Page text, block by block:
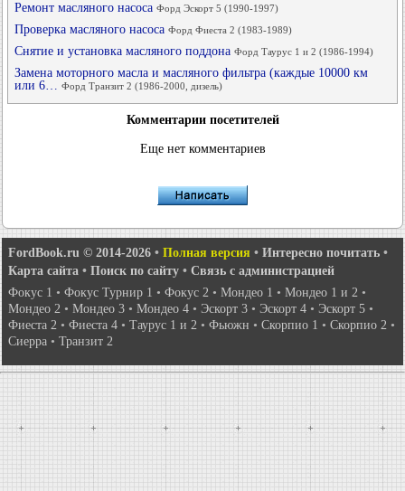
Ремонт масляного насоса Форд Эскорт 5 (1990-1997)
Проверка масляного насоса Форд Фиеста 2 (1983-1989)
Снятие и установка масляного поддона Форд Таурус 1 и 2 (1986-1994)
Замена моторного масла и масляного фильтра (каждые 10000 км
или 6… Форд Транзит 2 (1986-2000, дизель)
Комментарии посетителей
Еще нет комментариев
FordBook.ru © 2014-2026 • Полная версия • Интересно почитать •
Карта сайта • Поиск по сайту • Связь с администрацией
Фокус 1 • Фокус Турнир 1 • Фокус 2 • Мондео 1 • Мондео 1 и 2 •
Мондео 2 • Мондео 3 • Мондео 4 • Эскорт 3 • Эскорт 4 • Эскорт 5 •
Фиеста 2 • Фиеста 4 • Таурус 1 и 2 • Фьюжн • Скорпио 1 • Скорпио 2 •
Сиерра • Транзит 2